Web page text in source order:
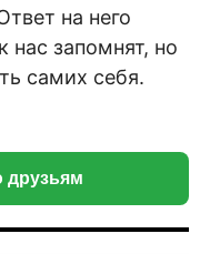
на него
нас запомнят, но
самих себя.
друзьям